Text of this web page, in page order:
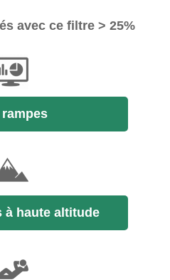
avec ce filtre > 25%
à haute altitude